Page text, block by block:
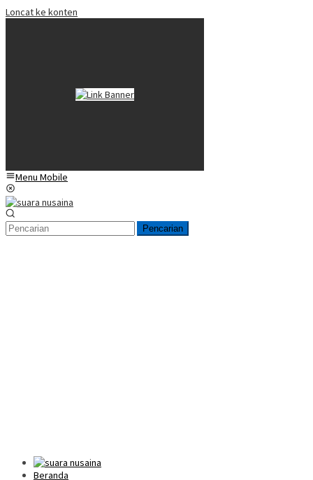
Loncat ke konten
Menu Mobile
Pencarian
Beranda